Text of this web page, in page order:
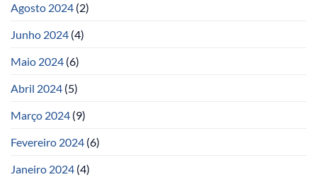
Agosto 2024 (2)
Junho 2024 (4)
Maio 2024 (6)
Abril 2024 (5)
Março 2024 (9)
Fevereiro 2024 (6)
Janeiro 2024 (4)